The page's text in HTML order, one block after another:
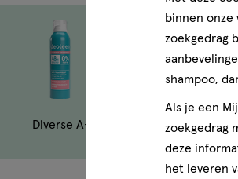
Diverse A-merken
binnen
zoekgedrag
shampoo,
Als je een
zoekgedrag
deze
het leveren